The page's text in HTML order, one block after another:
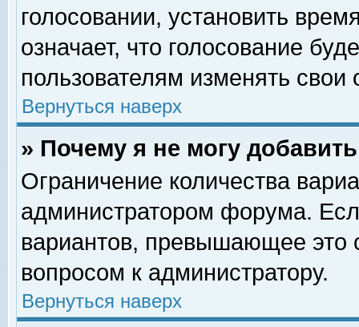
голосовании, установить
означает, что голосование
пользователям изменять свои
Вернуться наверх
» Почему я не могу
Ограничение количества
администратором форума.
вариантов, превышающее это
вопросом к администратору.
Вернуться наверх